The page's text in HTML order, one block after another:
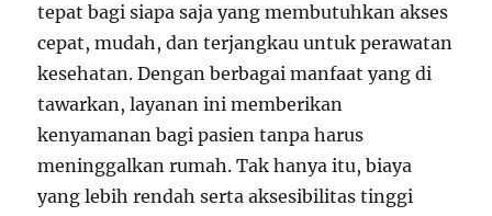
tepat bagi siapa saja yang membutuhkan akses
cepat, mudah, dan terjangkau untuk perawatan
kesehatan. Dengan berbagai manfaat yang di
tawarkan, layanan ini memberikan
kenyamanan bagi pasien tanpa harus
meninggalkan rumah. Tak hanya itu, biaya
yang lebih rendah serta aksesibilitas tinggi